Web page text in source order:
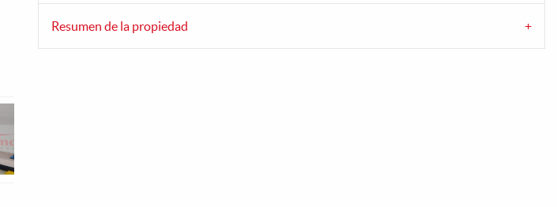
Resumen de la propiedad